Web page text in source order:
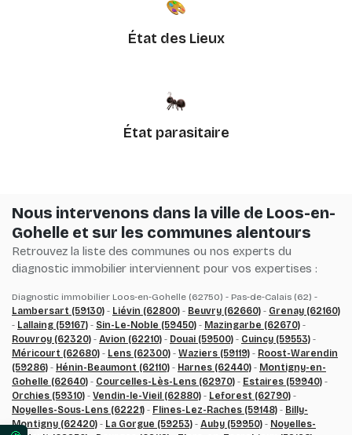
État des Lieux
État parasitaire
Nous intervenons dans la ville de Loos-en-
Gohelle et sur les communes alentours
Retrouvez la liste des communes ou nos experts du
diagnostic immobilier interviennent pour vos expertises :
Diagnostic immobilier Loos-en-Gohelle (62750) - Pas-de-Calais (62) -
Lambersart (59130) - Liévin (62800) - Beuvry (62660) - Grenay (62160)
- Lallaing (59167) - Sin-Le-Noble (59450) - Mazingarbe (62670) -
Rouvroy (62320) - Avion (62210) - Douai (59500) - Cuincy (59553) -
Méricourt (62680) - Lens (62300) - Waziers (59119) - Roost-Warendin
(59286) - Hénin-Beaumont (62110) - Harnes (62440) - Montigny-en-
Gohelle (62640) - Courcelles-Lès-Lens (62970) - Estaires (59940) -
Orchies (59310) - Vendin-le-Vieil (62880) - Leforest (62790) -
Noyelles-Sous-Lens (62221) - Flines-Lez-Raches (59148) - Billy-
Montigny (62420) - La Gorgue (59253) - Auby (59950) - Noyelles-